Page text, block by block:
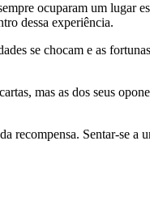
ocuparam um lugar
dessa experiência.
se chocam e as
mas as dos seus
recompensa. Sentar-se a